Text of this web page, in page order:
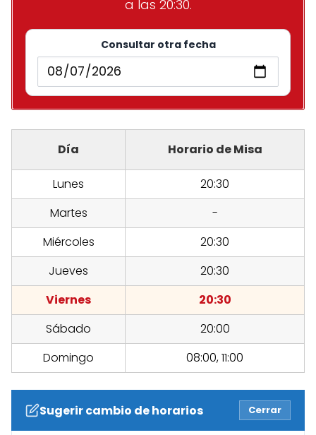
a las 20:30.
Consultar otra fecha
Día Horario de Misa
Lunes
20:30
Martes
-
Miércoles
20:30
Jueves
20:30
Viernes
20:30
Sábado
20:00
Domingo
08:00, 11:00
Sugerir cambio de horarios Cerrar